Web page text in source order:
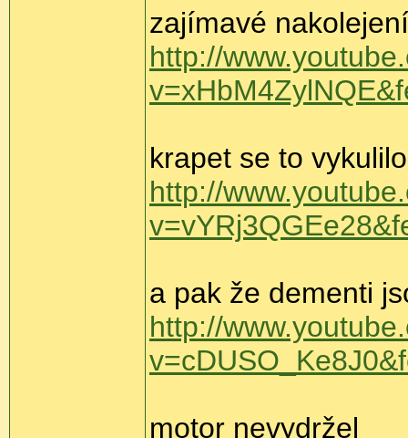
zajímavé nakolejení
http://
krapet se to vykulilo
http://
a pak že dementi
http://
motor nevydržel